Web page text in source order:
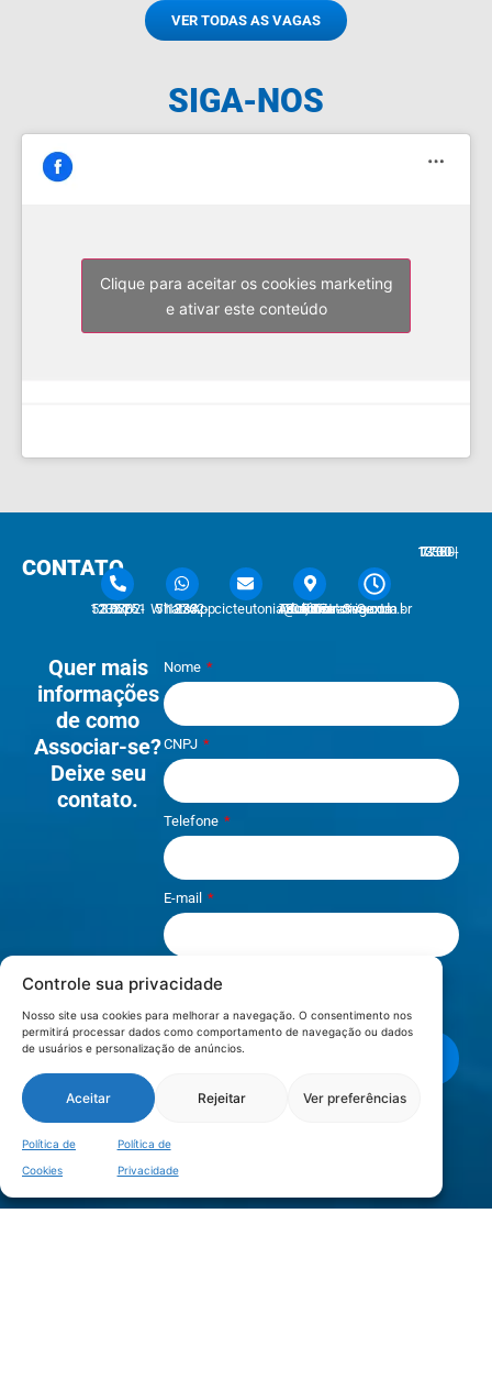
Controle sua privacidade
Nosso site usa cookies para melhorar a navegação. O consentimento nos
permitirá processar dados como comportamento de navegação ou dados
de usuários e personalização de anúncios.
Aceitar Rejeitar Ver preferências
Política de
Cookies
Política de
Privacidade
VER TODAS AS VAGAS
SIGA-NOS
Clique para aceitar os cookies marketing
e ativar este conteúdo
CONTATO
51 3762-1233 | 51 3762-1030 51 3762-1233 WhatsAppcicteutonia@cicteutonia.com.br
Rua Um Sul, 77 - Centro Administrativo Teutônia - RS Segunda - Sexta
7:30 - 12:00 | 13:30 - 17:30
Quer mais
informações
de como
Associar-se?
Deixe seu
contato.
Nome
CNPJ
Telefone
E-mail
Li e aceito os termos de
Privacidade.
LOCALIZAÇÃO